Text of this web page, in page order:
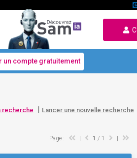
un compte gratuitement
recherche | Lancer une nouvelle recherche
Page : 1 / 1